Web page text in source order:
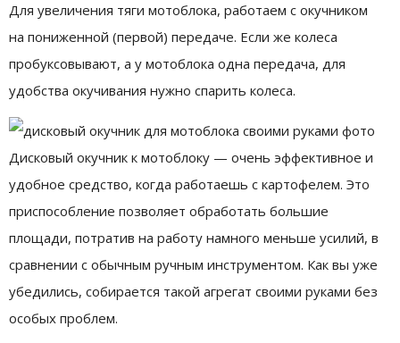
Для увеличения тяги мотоблока, работаем с окучником
на пониженной (первой) передаче. Если же колеса
пробуксовывают, а у мотоблока одна передача, для
удобства окучивания нужно спарить колеса.
Дисковый окучник к мотоблоку — очень эффективное и
удобное средство, когда работаешь с картофелем. Это
приспособление позволяет обработать большие
площади, потратив на работу намного меньше усилий, в
сравнении с обычным ручным инструментом. Как вы уже
убедились, собирается такой агрегат своими руками без
особых проблем.